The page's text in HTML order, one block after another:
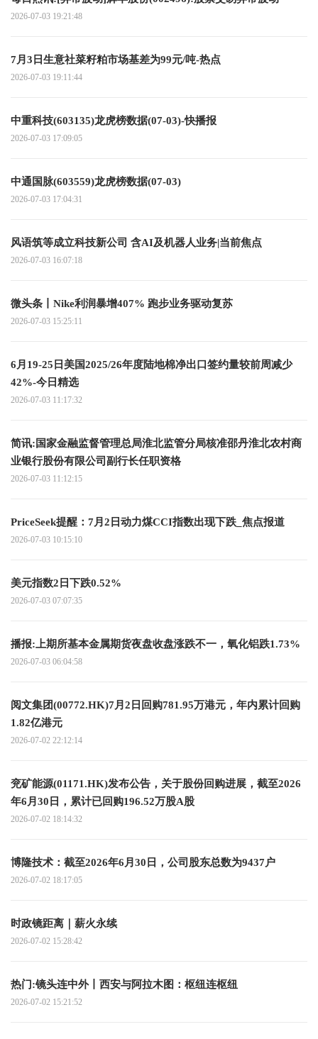
2026-07-03 19:21:48
7月3日生意社菜籽粕市场基差为99元/吨-热点
2026-07-03 19:11:44
中重科技(603135)龙虎榜数据(07-03)-快播报
2026-07-03 17:09:05
中通国脉(603559)龙虎榜数据(07-03)
2026-07-03 17:04:31
风语筑等成立科技新公司 含AI及机器人业务|当前焦点
2026-07-03 16:07:18
微头条丨Nike利润暴增407% 跑步业务驱动复苏
2026-07-03 15:25:11
6月19-25日美国2025/26年度陆地棉净出口签约量较前周减少
42%-今日精选
2026-07-03 11:17:32
简讯:国家金融监督管理总局淮北监管分局核准邵丹淮北农村商
业银行股份有限公司副行长任职资格
2026-07-03 11:12:15
PriceSeek提醒：7月2日动力煤CCI指数出现下跌_焦点报道
2026-07-03 10:15:10
美元指数2日下跌0.52%
2026-07-03 07:07:35
播报:上期所基本金属期货夜盘收盘涨跌不一，氧化铝跌1.73%
2026-07-03 06:04:58
阅文集团(00772.HK)7月2日回购781.95万港元，年内累计回购
1.82亿港元
2026-07-02 22:12:14
兖矿能源(01171.HK)发布公告，关于股份回购进展，截至2026
年6月30日，累计已回购196.52万股A股
2026-07-02 18:14:32
博隆技术：截至2026年6月30日，公司股东总数为9437户
2026-07-02 18:17:05
时政镜距离｜薪火永续
2026-07-02 15:28:42
热门:镜头连中外丨西安与阿拉木图：枢纽连枢纽
2026-07-02 15:21:52